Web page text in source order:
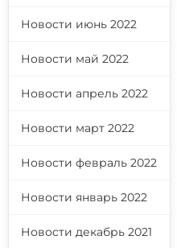
Новости июнь 2022
Новости май 2022
Новости апрель 2022
Новости март 2022
Новости февраль 2022
Новости январь 2022
Новости декабрь 2021